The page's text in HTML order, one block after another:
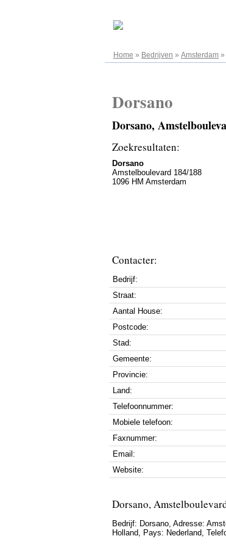
Home » Bedrijven » Amsterdam »
Dorsano
Dorsano,
Zoekresultaten:
Dorsano
Amstelboulevard 184/188
1096 HM Amsterdam
Contacter:
Bedrijf:
Straat:
Aantal House:
Postcode:
Stad:
Gemeente:
Provincie:
Land:
Telefoonnummer:
Mobiele telefoon:
Faxnummer:
Email:
Website:
Dorsano,
Bedrijf: Dorsano, Adresse:
Holland, Pays: Nederland,